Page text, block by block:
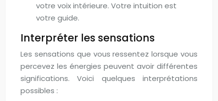
votre voix intérieure. Votre intuition est
votre guide.
Interpréter les sensations
Les sensations que vous ressentez lorsque vous
percevez les énergies peuvent avoir différentes
significations. Voici quelques interprétations
possibles :